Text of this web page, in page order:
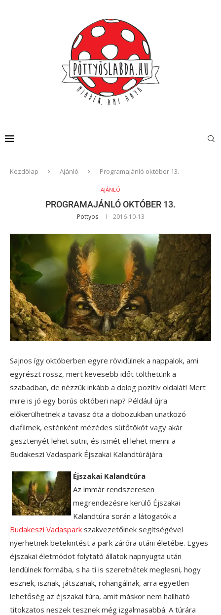
Kezdőlap Ajánló Programajánló október 13.
AJÁNLÓ
PROGRAMAJÁNLÓ OKTÓBER 13.
Pottyos 2016-10-13
Sajnos így októberben egyre rövidülnek a nappalok, ami
egyrészt rossz, mert kevesebb időt tölthetünk a
szabadban, de nézzük inkább a dolog pozitív oldalát! Mert
mire is jó egy borús októberi nap? Például újra
előkerülhetnek a tavasz óta a dobozukban unatkozó
diafilmek, esténként mézédes sütőtököt vagy akár
gesztenyét lehet sütni, és ismét el lehet menni a
Budakeszi Vadaspark Éjszakai Kalandtúrájára.
Éjszakai Kalandtúra
Az immár rendszeresen
megrendezésre kerülő Éjszakai
Kalandtúra során a látogatók a
Budakeszi Vadaspark szakvezetőinek segítségével
nyerhetnek betekintést a park záróra utáni életébe. Egyes
éjszakai életmódot folytató állatok napnyugta után
lendülnek formába, s ha ti is szeretnétek meglesni, hogy
esznek, isznak, játszanak, rohangálnak, arra egyetlen
lehetőség az éjszakai túra, amit máskor nem hallható
titokzatos neszek tesznek még izgalmasabbá. A túrára